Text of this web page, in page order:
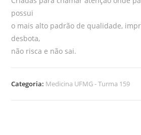
possui
o mais alto padrão de qualidade,
desbota,
não risca e não sai.
Categoria: Medicina UFMG - Turma 159